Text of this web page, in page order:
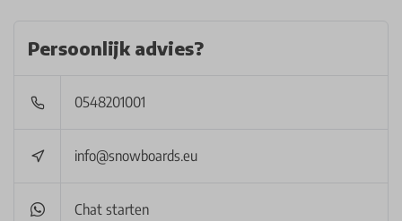
Persoonlijk advies?
0548201001
info@snowboards.eu
Chat starten